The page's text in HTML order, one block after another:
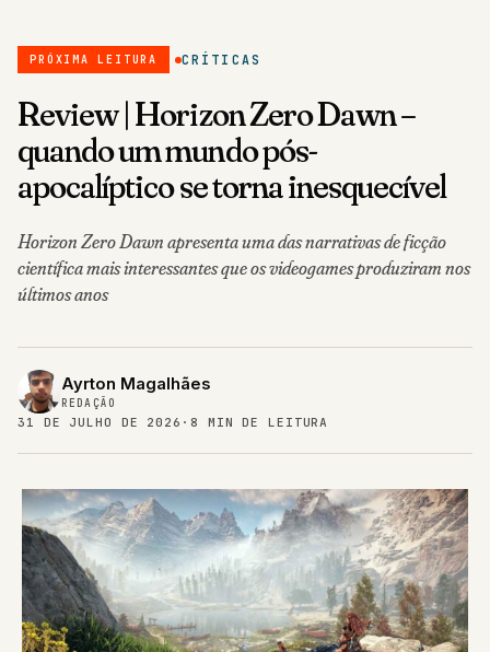
PRÓXIMA LEITURA CRÍTICAS
Review | Horizon Zero Dawn –
quando um mundo pós-
apocalíptico se torna inesquecível
Horizon Zero Dawn apresenta uma das narrativas de ficção
científica mais interessantes que os videogames produziram nos
últimos anos
Ayrton Magalhães
REDAÇÃO
31 DE JULHO DE 2026 · 8 MIN DE LEITURA